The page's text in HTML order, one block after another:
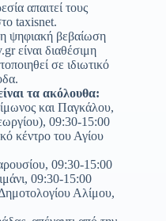
απαιτεί τους
taxisnet.
η ψηφιακή βεβαίωση
είναι διαθέσιμη
σε ιδιωτικό
τα ακόλουθα:
και Παγκάλου,
09:30-15:00
κέντρο του Αγίου
09:30-15:00
09:30-15:00
Αλίμου,